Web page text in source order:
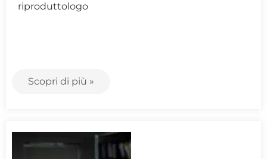
riproduttologo
Scopri di più »